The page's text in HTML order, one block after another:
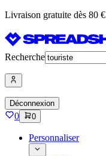
Livraison gratuite dès 80 €
Recherche
Déconnexion
0 0
Personnaliser